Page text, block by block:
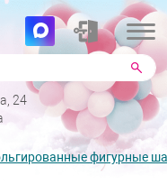
24
фигурные